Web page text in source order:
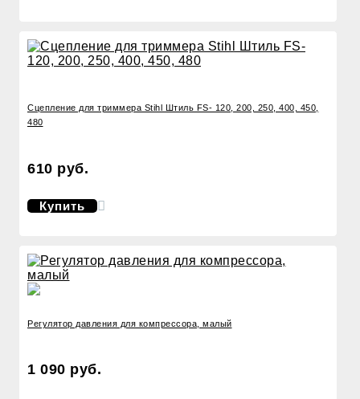
Сцепление для триммера Stihl Штиль FS- 120, 200, 250, 400, 450,
480
610 руб.
Купить
Регулятор давления для компрессора, малый
1 090 руб.